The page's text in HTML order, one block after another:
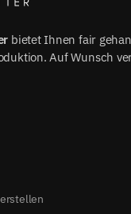
bietet Ihnen fair
Auf Wunsch